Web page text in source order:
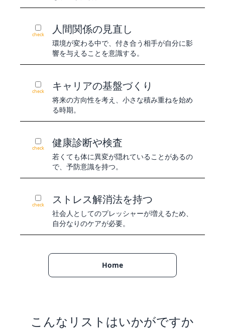
check 人間関係の見直し
環境が変わる中で、付き合う相手が自分に影
響を与えることを意識する。
check キャリアの基盤づくり
将来の方向性を考え、小さな積み重ねを始め
る時期。
check 健康診断や検査
若くても体に異変が隠れていることがあるの
で、予防意識を持つ。
check ストレス解消法を持つ
社会人としてのプレッシャーが増えるため、
自分なりのケアが必要。
Home
こんなリストはいかがですか